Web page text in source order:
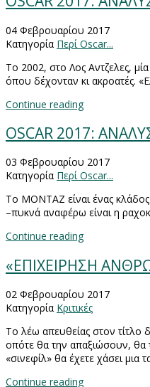
04 Φεβρουαρίου 2017
Κατηγορία Περί Oscar...
To 2002, στο Λος Αντζελες,
όπου δέχονταν κι ακροατές.
Continue reading
OSCAR 2017:
03 Φεβρουαρίου 2017
Κατηγορία Περί Oscar...
Το ΜΟΝΤΑΖ είναι ένας
–πυκνά αναφέρω είναι η
Continue reading
«ΕΠΙΧΕΙΡΗΣΗ
02 Φεβρουαρίου 2017
Κατηγορία Κριτικές
Το λέω απευθείας στον τίτλο
οπότε θα την απαξιώσουν, θα
«σινεφίλ» θα έχετε χάσει μια
Continue reading